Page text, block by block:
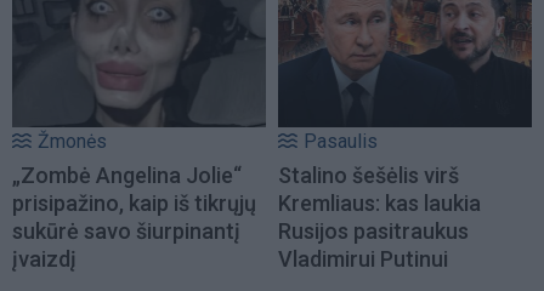
Žmonės
„Zombė Angelina Jolie“
prisipažino, kaip iš tikrųjų
sukūrė savo šiurpinantį
įvaizdį
Pasaulis
Stalino šešėlis virš
Kremliaus: kas laukia
Rusijos pasitraukus
Vladimirui Putinui